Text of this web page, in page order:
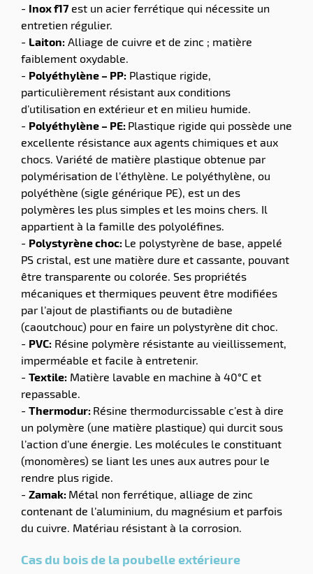
- Inox f17 est un acier ferrétique qui nécessite un
entretien régulier.
- Laiton: Alliage de cuivre et de zinc ; matière
faiblement oxydable.
- Polyéthylène – PP: Plastique rigide,
particulièrement résistant aux conditions
d’utilisation en extérieur et en milieu humide.
- Polyéthylène – PE: Plastique rigide qui possède une
excellente résistance aux agents chimiques et aux
chocs. Variété de matière plastique obtenue par
polymérisation de l’éthylène. Le polyéthylène, ou
polyéthène (sigle générique PE), est un des
polymères les plus simples et les moins chers. Il
appartient à la famille des polyoléfines.
- Polystyrène choc: Le polystyrène de base, appelé
PS cristal, est une matière dure et cassante, pouvant
être transparente ou colorée. Ses propriétés
mécaniques et thermiques peuvent être modifiées
par l’ajout de plastifiants ou de butadiène
(caoutchouc) pour en faire un polystyrène dit choc.
- PVC: Résine polymère résistante au vieillissement,
imperméable et facile à entretenir.
- Textile: Matière lavable en machine à 40°C et
repassable.
- Thermodur: Résine thermodurcissable c’est à dire
un polymère (une matière plastique) qui durcit sous
l’action d’une énergie. Les molécules le constituant
(monomères) se liant les unes aux autres pour le
rendre plus rigide.
- Zamak: Métal non ferrétique, alliage de zinc
contenant de l’aluminium, du magnésium et parfois
du cuivre. Matériau résistant à la corrosion.
Cas du bois de la poubelle extérieure